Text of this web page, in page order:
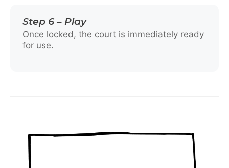
Step 6 – Play
Once locked, the court is immediately ready
for use.